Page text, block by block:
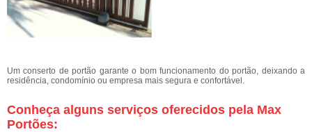
Um conserto de portão garante o bom funcionamento do portão, deixando a
residência, condomínio ou empresa mais segura e confortável.
Conheça alguns serviços oferecidos pela Max
Portões: